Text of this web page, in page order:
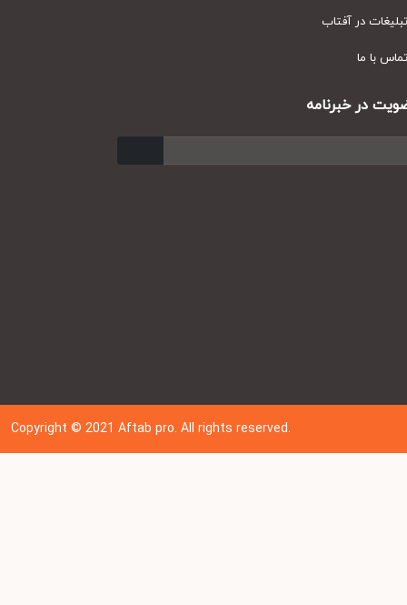
در آفتاب
با ما
در خبرنامه
Copyright © 202 1Aftab pro. All rights reserved.